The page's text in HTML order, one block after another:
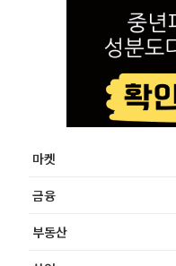
마켓
금융
부동산